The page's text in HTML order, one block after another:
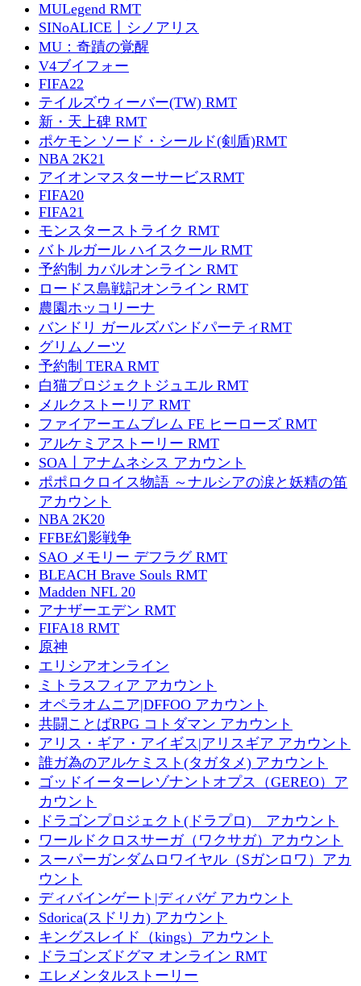
MULegend RMT
SINoALICE丨シノアリス
MU：奇蹟の覚醒
V4ブイフォー
FIFA22
テイルズウィーバー(TW) RMT
新・天上碑 RMT
ポケモン ソード・シールド(剣盾)RMT
NBA 2K21
アイオンマスターサービスRMT
FIFA20
FIFA21
モンスターストライク RMT
バトルガール ハイスクール RMT
予約制 カバルオンライン RMT
ロードス島戦記オンライン RMT
農園ホッコリーナ
バンドリ ガールズバンドパーティRMT
グリムノーツ
予約制 TERA RMT
白猫プロジェクトジュエル RMT
メルクストーリア RMT
ファイアーエムブレム FE ヒーローズ RMT
アルケミアストーリー RMT
SOA丨アナムネシス アカウント
ポポロクロイス物語 ～ナルシアの涙と妖精の笛
アカウント
NBA 2K20
FFBE幻影戦争
SAO メモリー デフラグ RMT
BLEACH Brave Souls RMT
Madden NFL 20
アナザーエデン RMT
FIFA18 RMT
原神
エリシアオンライン
ミトラスフィア アカウント
オペラオムニア|DFFOO アカウント
共闘ことばRPG コトダマン アカウント
アリス・ギア・アイギス|アリスギア アカウント
誰ガ為のアルケミスト(タガタメ) アカウント
ゴッドイーターレゾナントオプス（GEREO）ア
カウント
ドラゴンプロジェクト(ドラプロ) アカウント
ワールドクロスサーガ（ワクサガ）アカウント
スーパーガンダムロワイヤル（Sガンロワ）アカ
ウント
ディバインゲート|ディバゲ アカウント
Sdorica(スドリカ) アカウント
キングスレイド（kings）アカウント
ドラゴンズドグマ オンライン RMT
エレメンタルストーリー